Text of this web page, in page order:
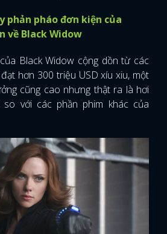
phản pháo đơn kiện của
về Black Widow
Black Widow cộng dồn từ các
hơn 300 triệu USD xíu xiu, một
cũng cao nhưng thật ra là hơi
so với các phần phim khác của